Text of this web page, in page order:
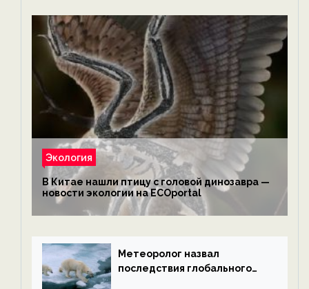
Экология
В Китае нашли птицу с головой динозавра —
новости экологии на ECOportal
Метеоролог назвал
последствия глобального